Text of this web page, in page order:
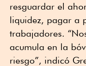
resguardar el
liquidez, pagar a
trabajadores.
acumula en la
riesgo”, indicó